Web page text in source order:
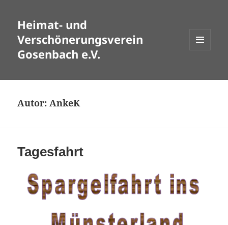
Heimat- und
Verschönerungsverein
Gosenbach e.V.
Autor:AnkeK
Tagesfahrt